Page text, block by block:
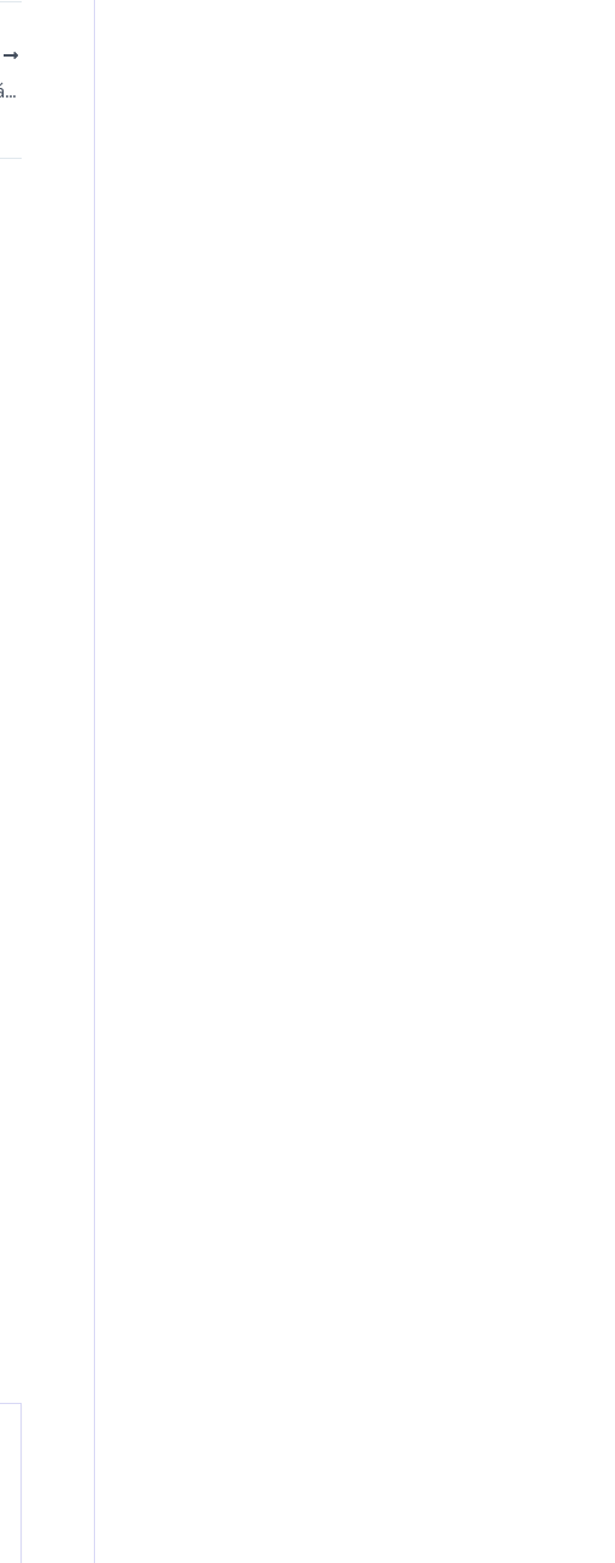
Resultado do concurso 3705 da Lotofácil e números sorteados hoje